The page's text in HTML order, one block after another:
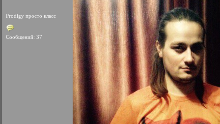
Prodigy просто класс
Сообщений: 37